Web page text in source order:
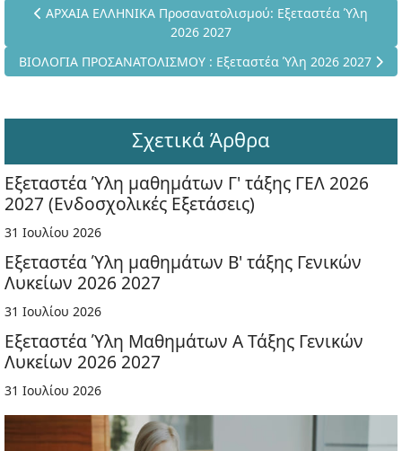
Προηγούμενο άρθρο: ΑΡΧΑΙΑ ΕΛΛΗΝΙΚΑ Προσανατολισμού:
ΑΡΧΑΙΑ ΕΛΛΗΝΙΚΑ Προσανατολισμού: Εξεταστέα Ύλη
2026 2027
Επόμενο άρθρο: ΒΙΟΛΟΓΙΑ ΠΡΟΣΑΝΑΤΟΛΙΣΜΟΥ : Εξεταστέα
ΒΙΟΛΟΓΙΑ ΠΡΟΣΑΝΑΤΟΛΙΣΜΟΥ : Εξεταστέα Ύλη 2026 2027
Σχετικά Άρθρα
Εξεταστέα Ύλη μαθημάτων Γ' τάξης ΓΕΛ 2026
2027 (Ενδοσχολικές Εξετάσεις)
31 Ιουλίου 2026
Εξεταστέα Ύλη μαθημάτων Β' τάξης Γενικών
Λυκείων 2026 2027
31 Ιουλίου 2026
Εξεταστέα Ύλη Μαθημάτων Α Τάξης Γενικών
Λυκείων 2026 2027
31 Ιουλίου 2026